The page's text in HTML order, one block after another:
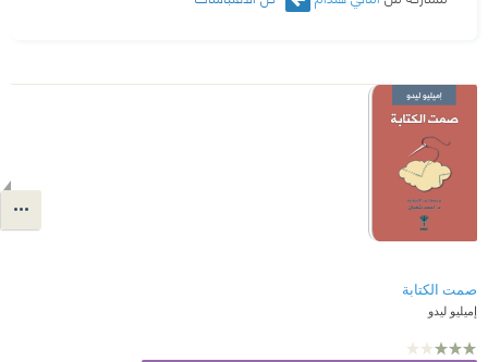
صمت الكتابة
إميليو ليدو